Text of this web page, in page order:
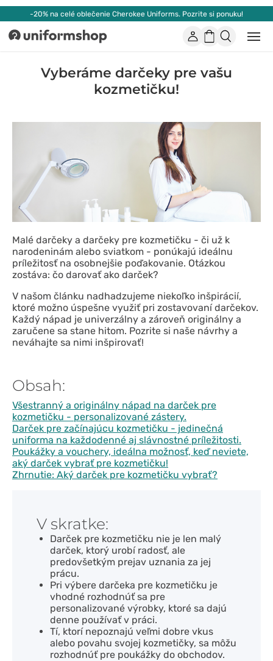
-20% na celé oblečenie Cherokee Uniforms. Pozrite si ponuku!
Uniformshop ÚčetNákupný
Vyberáme darčeky pre vašu
kozmetičku!
Malé darčeky a darčeky pre kozmetičku - či už k
narodeninám alebo sviatkom - ponúkajú ideálnu
príležitosť na osobnejšie poďakovanie. Otázkou
zostáva: čo darovať ako darček?
V našom článku nadhadzujeme niekoľko inšpirácií,
ktoré možno úspešne využiť pri zostavovaní darčekov.
Každý nápad je univerzálny a zároveň originálny a
zaručene sa stane hitom. Pozrite si naše návrhy a
neváhajte sa nimi inšpirovať!
Obsah:
Všestranný a originálny nápad na darček pre
kozmetičku - personalizované zástery.
Darček pre začínajúcu kozmetičku - jedinečná
uniforma na každodenné aj slávnostné príležitosti.
Poukážky a vouchery, ideálna možnosť, keď neviete,
aký darček vybrať pre kozmetičku!
Zhrnutie: Aký darček pre kozmetičku vybrať?
V skratke:
Darček pre kozmetičku nie je len malý
darček, ktorý urobí radosť, ale
predovšetkým prejav uznania za jej
prácu.
Pri výbere darčeka pre kozmetičku je
vhodné rozhodnúť sa pre
personalizované výrobky, ktoré sa dajú
denne používať v práci.
Tí, ktorí nepoznajú veľmi dobre vkus
alebo povahu svojej kozmetičky, sa môžu
rozhodnúť pre poukážky do obchodov.